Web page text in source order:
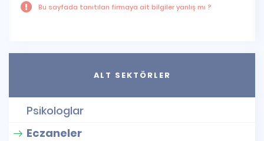
Bu sayfada tanıtılan firmaya ait bilgiler yanlış mı ?
ALT SEKTÖRLER
Psikologlar
Eczaneler